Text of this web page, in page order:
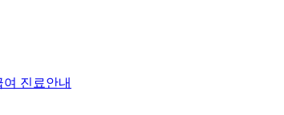
여 진료안내